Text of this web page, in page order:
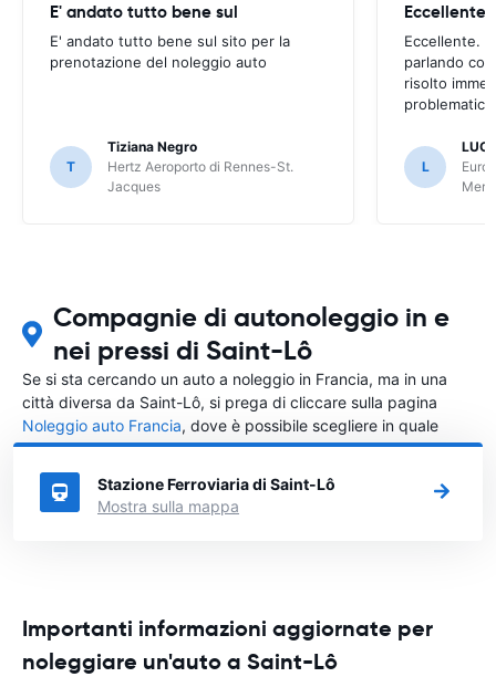
E' andato tutto bene sul
E' andato tutto bene sul sito per la
prenotazione del noleggio auto
T
Tiziana Negro
Hertz Aeroporto di Rennes-St.
Jacques
Eccellente.
parlando
risolto
L
Compagnie di autonoleggio in e
nei pressi di Saint-Lô
Se si sta cercando un auto a noleggio in Francia, ma in una
città diversa da Saint-Lô, si prega di cliccare sulla pagina
Noleggio auto Francia, dove è possibile scegliere in quale
città in Francia si vuole noleggiare l'auto.
Stazione Ferroviaria di Saint-Lô
Mostra sulla mappa
Importanti informazioni aggiornate per
noleggiare un'auto a Saint-Lô